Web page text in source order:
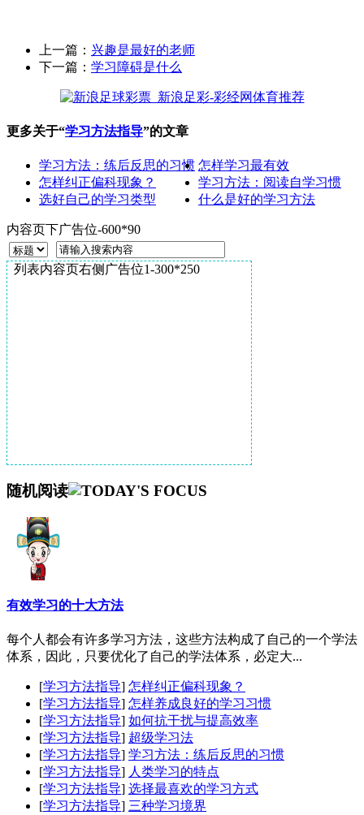
上一篇： 兴趣是最好的老师
下一篇： 学习障碍是什么
更多关于“学习方法指导”的文章
学习方法：练后反思的习惯 怎样学习最有效
怎样纠正偏科现象？
学习方法：阅读自学习惯
选好自己的学习类型
什么是好的学习方法
内容页下广告位-600*90
列表内容页右侧广告位1-300*250
随机阅读
有效学习的十大方法
每个人都会有许多学习方法，这些方法构成了自己的一个学法
体系，因此，只要优化了自己的学法体系，必定大...
[学习方法指导] 怎样纠正偏科现象？
[学习方法指导] 怎样养成良好的学习习惯
[学习方法指导] 如何抗干扰与提高效率
[学习方法指导] 超级学习法
[学习方法指导] 学习方法：练后反思的习惯
[学习方法指导] 人类学习的特点
[学习方法指导] 选择最喜欢的学习方式
[学习方法指导] 三种学习境界